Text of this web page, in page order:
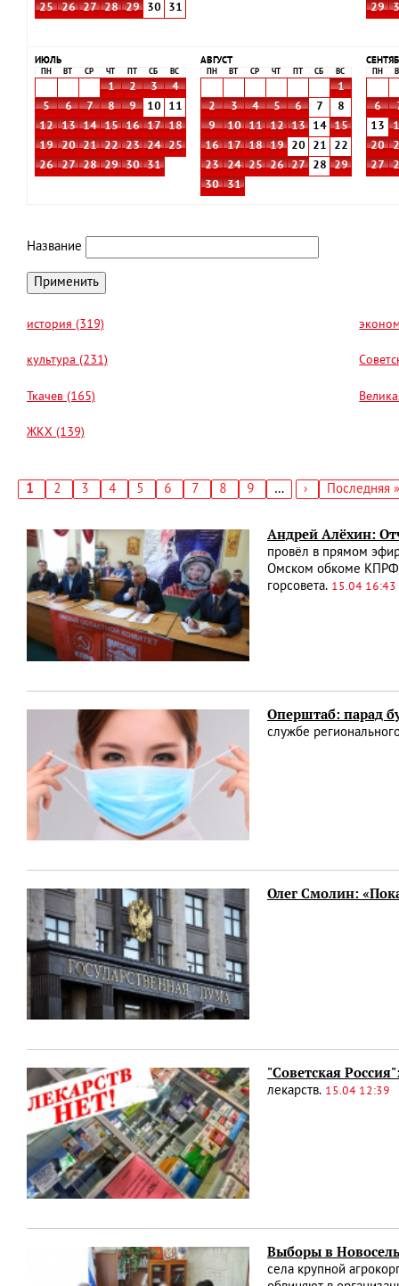
25
26 27 28 29 30 31
29
ИЮЛЬ
ПН ВТ СР ЧТ СБ ВС
1 2 3
4
5
6 7 8 9 10
11
12
13 14 15 16 17
18
19
20 21 22 23 24
25
26
27 28 29 30 31
АВГУСТ
ПН ВТ СР ЧТ СБ ВС
1
2
3 4 5 6 7
8
9
10 11 12 13 14
15
16
17 18 19 20 21
22
23
24 25 26 27 28
29
30
31
ПН
6
13
20
27
Название
история (319)
культура (231)
Ткачев (165)
ЖКХ (139)
Текущая
1 Страница
2 Страница
3 Страница
4 Страница
5 Страница
6 Страница
7 Страница
8 Страница
9 …
Следующая
›
Последняя
Последняя »
Андрей Алёхин:
провёл в прямом
Омском обкоме КПРФ
горсовета. 15.04 16:43
Оперштаб: парад
службе
Олег Смолин:
"Советская
лекарств. 15.04 12:39
Выборы в
села крупной